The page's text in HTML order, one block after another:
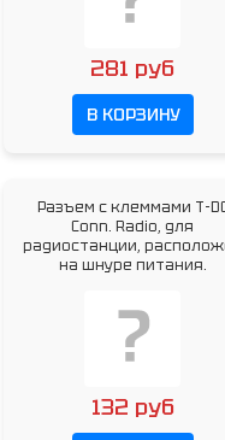
281 руб
В КОРЗИНУ
Разъем с клеммами T-
Conn. Radio, для
радиостанции,
на шнуре питания.
132 руб